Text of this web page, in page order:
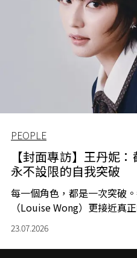
PEOPLE
【封面專訪】王丹妮
永不設限的自我突破
每一個角色，都是一次突破
（Louise Wong）更接近真
23.07.2026